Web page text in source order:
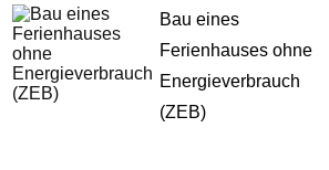
Bau eines
Ferienhauses ohne
Energieverbrauch
(ZEB)